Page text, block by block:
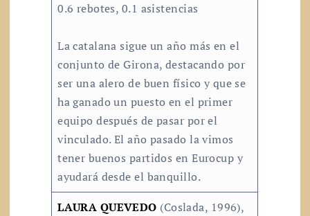
0.6 rebotes, 0.1 asistencias
La catalana sigue un año más en el
conjunto de Girona, destacando por
ser una alero de buen físico y que se
ha ganado un puesto en el primer
equipo después de pasar por el
vinculado. El año pasado la vimos
tener buenos partidos en Eurocup y
ayudará desde el banquillo.
LAURA QUEVEDO (Coslada, 1996),